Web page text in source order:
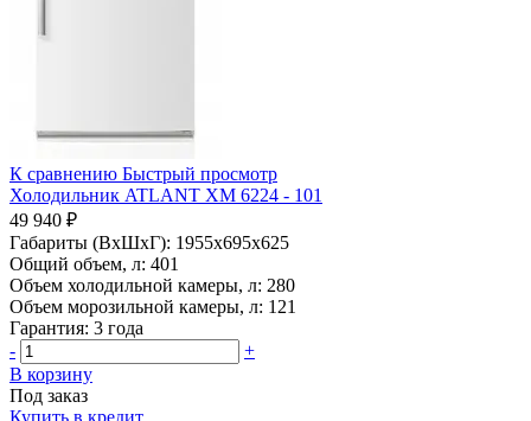
К сравнению Быстрый просмотр
Холодильник ATLANT ХМ 6224 - 101
49 940 ₽
Габариты (ВхШхГ): 1955x695x625
Общий объем, л: 401
Объем холодильной камеры, л: 280
Объем морозильной камеры, л: 121
Гарантия: 3 года
-
+
В корзину
Под заказ
Купить в кредит